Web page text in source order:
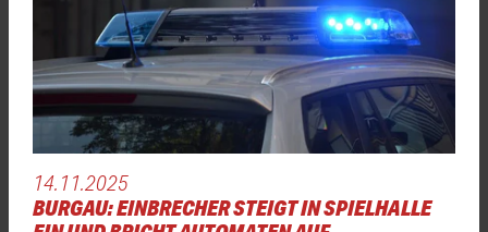
14.11.2025
BURGAU: EINBRECHER STEIGT IN SPIELHALLE